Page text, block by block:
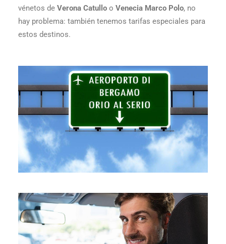
vénetos de Verona Catullo o Venecia Marco Polo, no
hay problema: también tenemos tarifas especiales para
estos destinos.